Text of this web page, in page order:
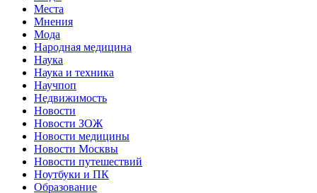
Места
Мнения
Мода
Народная медицина
Наука
Наука и техника
Научпоп
Недвижимость
Новости
Новости ЗОЖ
Новости медицины
Новости Москвы
Новости путешествий
Ноутбуки и ПК
Образование